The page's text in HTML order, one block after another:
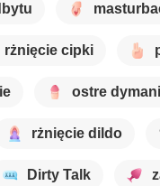
rżnięcie cipki
ostre
rżnięcie dildo
Dirty Talk